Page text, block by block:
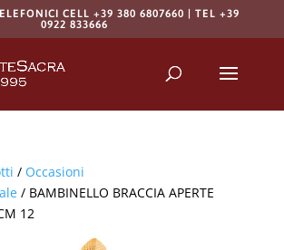
CELL +39 380 6807660 | TEL +39
0922 833666
/ Occasioni
/ BAMBINELLO BRACCIA APERTE
12